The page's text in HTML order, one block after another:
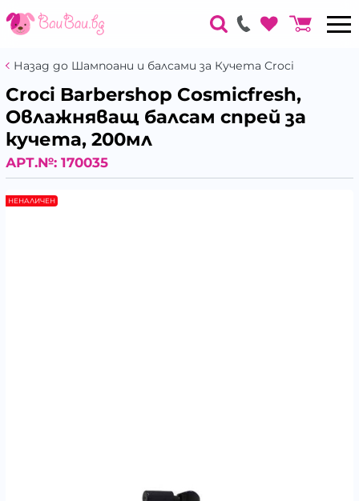
Назад до Шампоани и балсами за Кучета Croci
Croci Barbershop Cosmicfresh,
Овлажняващ балсам спрей за
кучета, 200мл
АРТ.№: 170035
НЕНАЛИЧЕН